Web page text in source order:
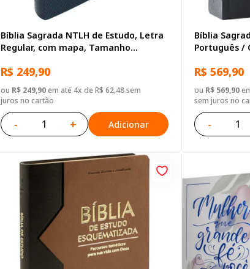
Bíblia Sagrada NTLH de Estudo, Letra
Regular, com mapa, Tamanho
R$ 249,90
ou R$ 249,90em até 4x de R$ 62,48 sem
juros no cartão
- + Adicionar
Bíblia
Português /
R$ 569,90
ou R$ 569,90
sem juros no
-